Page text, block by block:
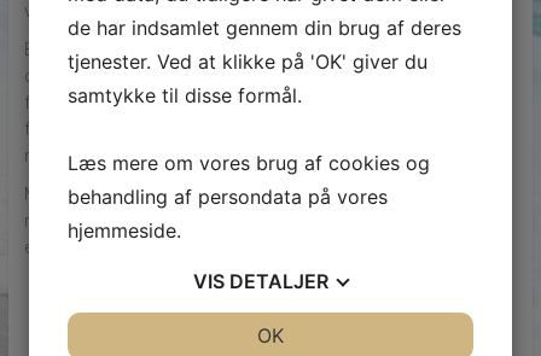
vigtig for at undgå skader.
Endvidere skal montage af betonelementer ske i
overensstemmelse med gældende sikkerhedsstandarder
for at beskytte medarbejderne på byggepladsen. Ved at
følge disse retningslinjer sikres en effektiv og sikker
montageproces, som bidrager til et vellykket byggeprojekt.
Montage af betonelementer er således en nøgleproces i
moderne byggeri, der kombinerer præcision, kvalitet og
effektivitet til fordel for både bygherrer og entreprenører.
de har indsamlet gennem din brug af deres
tjenester. Ved at klikke på 'OK' giver du
samtykke til disse formål.
Læs mere om vores brug af cookies og
behandling af persondata på vores
hjemmeside.
VIS DETALJER
OK